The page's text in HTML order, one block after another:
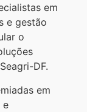
em
e gestão
o
DF.
em
e